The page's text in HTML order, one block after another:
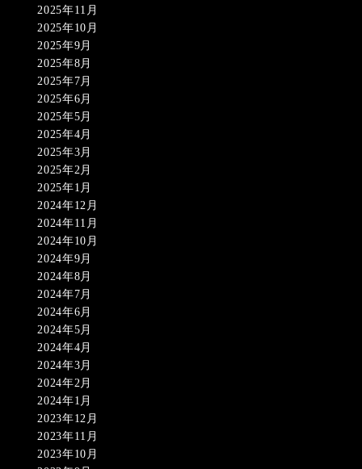
2025年11月
2025年10月
2025年9月
2025年8月
2025年7月
2025年6月
2025年5月
2025年4月
2025年3月
2025年2月
2025年1月
2024年12月
2024年11月
2024年10月
2024年9月
2024年8月
2024年7月
2024年6月
2024年5月
2024年4月
2024年3月
2024年2月
2024年1月
2023年12月
2023年11月
2023年10月